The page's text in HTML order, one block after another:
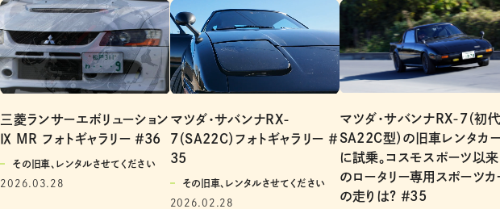
三菱ランサーエボリューション
Ⅸ MR フォトギャラリー ＃36
その旧車、レンタルさせてください
2026.03.28
マツダ・サバンナRX-
7（SA22C）フォトギャラリー ＃
35
その旧車、レンタルさせてください
2026.02.28
マツダ・サバンナRX-7（初代
SA22C型）の旧車レンタカ
に試乗。コスモスポーツ以来
のロータリー専用スポーツカ
の走りは? ＃35